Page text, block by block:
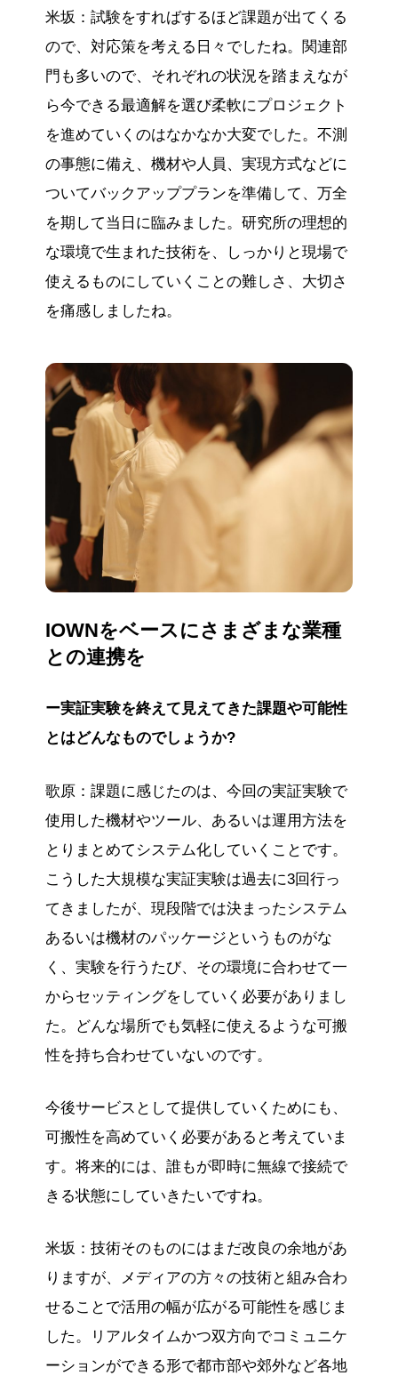
米坂：試験をすればするほど課題が出てくる
ので、対応策を考える日々でしたね。関連部
門も多いので、それぞれの状況を踏まえなが
ら今できる最適解を選び柔軟にプロジェクト
を進めていくのはなかなか大変でした。不測
の事態に備え、機材や人員、実現方式などに
ついてバックアッププランを準備して、万全
を期して当日に臨みました。研究所の理想的
な環境で生まれた技術を、しっかりと現場で
使えるものにしていくことの難しさ、大切さ
を痛感しましたね。
IOWNをベースにさまざまな業種
との連携を
ー実証実験を終えて見えてきた課題や可能性
とはどんなものでしょうか?
歌原：課題に感じたのは、今回の実証実験で
使用した機材やツール、あるいは運用方法を
とりまとめてシステム化していくことです。
こうした大規模な実証実験は過去に3回行っ
てきましたが、現段階では決まったシステム
あるいは機材のパッケージというものがな
く、実験を行うたび、その環境に合わせて一
からセッティングをしていく必要がありまし
た。どんな場所でも気軽に使えるような可搬
性を持ち合わせていないのです。
今後サービスとして提供していくためにも、
可搬性を高めていく必要があると考えていま
す。将来的には、誰もが即時に無線で接続で
きる状態にしていきたいですね。
米坂：技術そのものにはまだ改良の余地があ
りますが、メディアの方々の技術と組み合わ
せることで活用の幅が広がる可能性を感じま
した。リアルタイムかつ双方向でコミュニケ
ーションができる形で都市部や郊外など各地